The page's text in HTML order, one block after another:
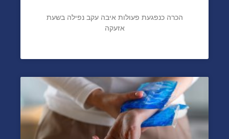
הכרה כנפגעת פעולות איבה עקב נפילה בשעת
אזעקה